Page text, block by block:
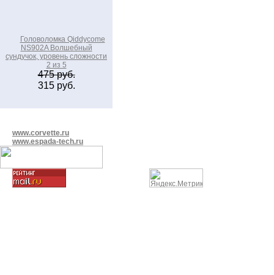
Головоломка Qiddycome
NS902A Волшебный
сундучок, уровень сложности
2 из 5
475 руб.
315 руб.
www.corvette.ru
www.espada-tech.ru